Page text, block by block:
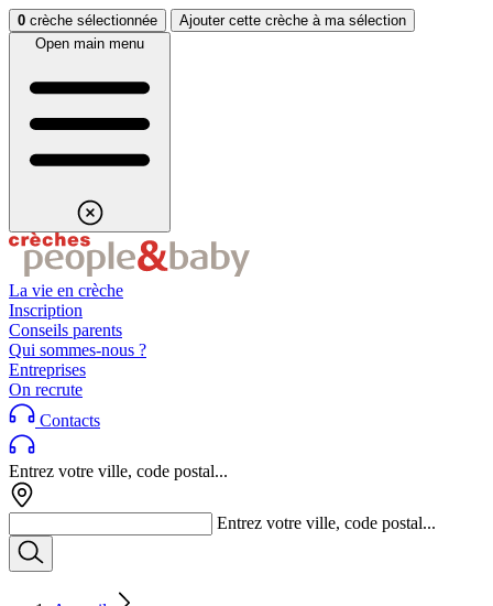
Aller au contenuAller au footer
0 crèche sélectionnée
Ajouter cette crèche à ma sélection
Open main menu
La vie en crèche
Inscription
Conseils parents
Qui sommes-nous ?
Entreprises
On recrute
Contacts
Entrez votre ville, code postal...
Entrez votre ville, code postal...